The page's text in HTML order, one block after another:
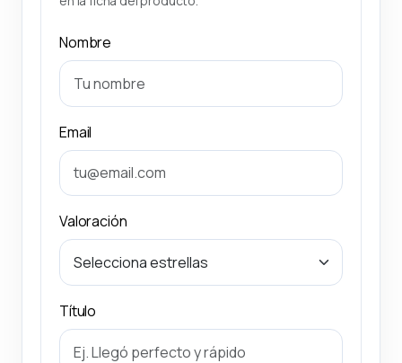
Nombre
Email
Valoración
Título